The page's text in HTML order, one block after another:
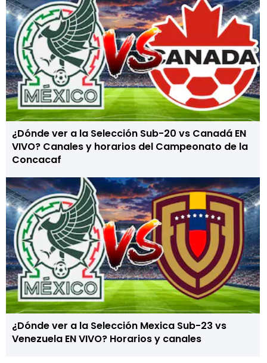
¿Dónde ver a la Selección Sub-20 vs Canadá EN
VIVO? Canales y horarios del Campeonato de la
Concacaf
¿Dónde ver a la Selección Mexica Sub-23 vs
Venezuela EN VIVO? Horarios y canales